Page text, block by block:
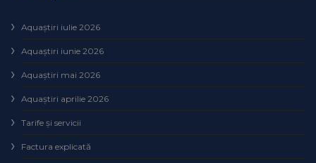
Aquaștiri iulie 2026
Aquaștiri iunie 2026
Aquaștiri mai 2026
Aquaștiri aprilie 2026
Tarife și servicii
Factura explicată